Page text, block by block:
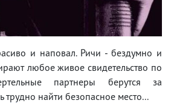
и наповал. Ричи - бездумно и
любое живое свидетельство по
партнеры берутся за
трудно найти безопасное место...